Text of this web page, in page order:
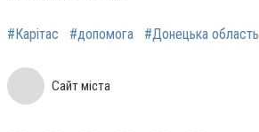
#Карітас #допомога #Донецька область
Сайт міста